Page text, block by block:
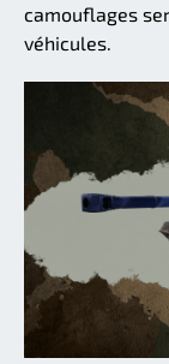
camouflages
véhicules.